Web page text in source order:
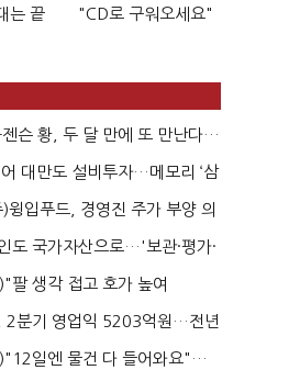
는 끝
"CD로 구워오세요"
슨 황, 두 달 만에 또 만난다…
등 논...
대만도 설비투자…메모리 ‘삼
)윙입푸드, 경영진 주가 부양 의
가...
도 국가자산으로…'보관·평가·
준은 ...
팔 생각 접고 호가 높여
똘똘한 한 채' 20...
2분기 영업익 5203억원…전년
감소...
일엔 물건 다 들어와요"…